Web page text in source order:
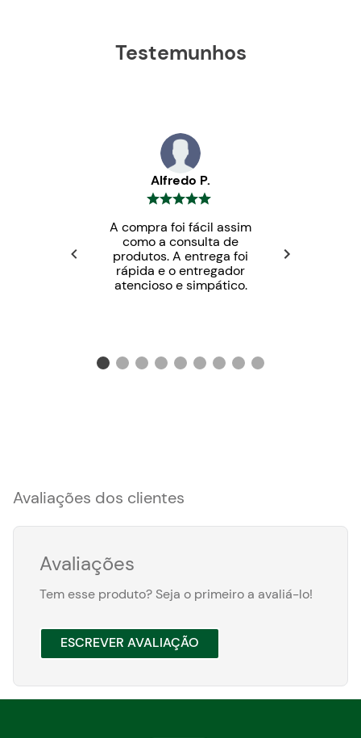
Com auxilio de uma fita métrica, contorne
a parte mais alta do tórax, a fita deve estar
folgada.
Contorne a parte mais fina da sua
Testemunhos
Alfredo P.
A compra foi fácil assim
como a consulta de
produtos. A entrega foi
rápida e o entregador
atencioso e simpático.
Avaliações dos clientes
Avaliações
Tem esse produto? Seja o primeiro a avaliá-lo!
ESCREVER AVALIAÇÃO